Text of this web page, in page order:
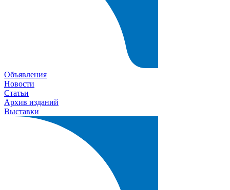
Объявления
Новости
Статьи
Архив изданий
Выставки